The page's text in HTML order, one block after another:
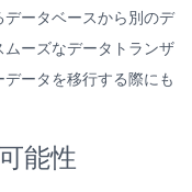
ータベースから別のデ
ーズなデータトランザ
ータを移行する際にも
能性